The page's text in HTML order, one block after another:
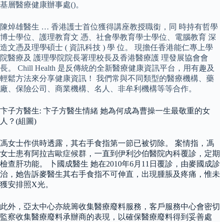
基層醫療健康辦事處()。
陳焯雄醫生 … 香港護士首位獲得講座教授職銜，同 時持有哲學
博士學位、護理教育文 憑、社會學教育學士學位、電腦教育 深
造文憑及理學碩士 ( 資訊科技 ) 學 位。 現擔任香港能仁專上學
院醫療及 護理學院院長署理校長及香港醫療護 理發展協會會
長。 Chill Health 是反傳統的全新醫療健康資訊平台，用有趣及
輕鬆方法來分享健康資訊！ 我們常與不同類型的醫療機構、藥
廠、保險公司、商業機構、名人、非牟利機構等等合作。
卞子方醫生: 卞子方醫生情緒 她為何成為曹操一生最敬重的女
人？(組圖)
馮女士作供時透露，其右手食指第一節已被切除。 案情指，馮
女士患有阿拉吉歐症候群，一直到伊利沙伯醫院內科覆診，定期
檢查肝功能。 卜國成醫生 她在2010年6月11日覆診，由麥國成診
治，她告訴麥醫生其右手食指不可伸直，出現腫脹及疼痛，惟未
獲安排照X光。
此外，亞太中心亦統籌收集醫療廢料服務，客戶服務中心會密切
監察收集醫療廢料承辦商的表現，以確保醫療廢料得到妥善處